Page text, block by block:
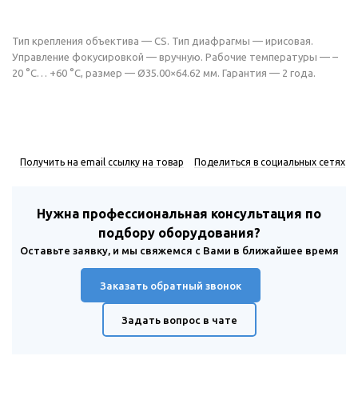
Тип крепления объектива — CS. Тип диафрагмы — ирисовая.
Управление фокусировкой — вручную. Рабочие температуры — –
20 °C… +60 °C, размер — Ø35.00×64.62 мм. Гарантия — 2 года.
Получить на email ссылку на товар Поделиться в социальных сетях
Нужна профессиональная консультация по
подбору оборудования?
Оставьте заявку, и мы свяжемся с Вами в ближайшее время
Заказать обратный звонок
Задать вопрос в чате